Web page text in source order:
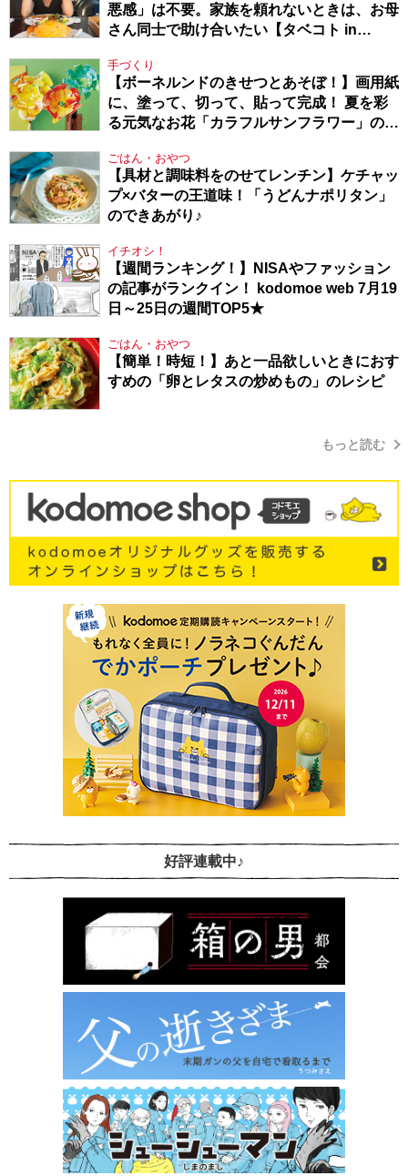
悪感」は不要。家族を頼れないときは、お母
さん同士で助け合いたい【タベコト in
手づくり
【ボーネルンドのきせつとあそぼ！】画用紙
に、塗って、切って、貼って完成！ 夏を彩
る元気なお花「カラフルサンフラワー」の作
ごはん・おやつ
【具材と調味料をのせてレンチン】ケチャッ
プ×バターの王道味！「うどんナポリタン」
のできあがり♪
イチオシ！
【週間ランキング！】NISAやファッション
の記事がランクイン！ kodomoe web 7月19
日～25日の週間TOP5★
ごはん・おやつ
【簡単！時短！】あと一品欲しいときにおす
すめの「卵とレタスの炒めもの」のレシピ
もっと読む
好評連載中♪